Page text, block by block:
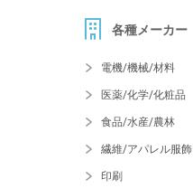
各種メーカー
電機/機械/材料
医薬/化学/化粧品
食品/水産/農林
繊維/アパレル服飾
印刷